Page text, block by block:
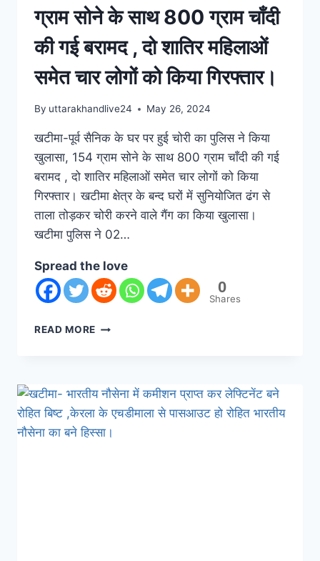
ग्राम सोने के साथ 800 ग्राम चाँदी
की गई बरामद , दो शातिर महिलाओं
समेत चार लोगों को किया गिरफ्तार।
By uttarakhandlive24 May 26, 2024
खटीमा-पूर्व सैनिक के घर पर हुई चोरी का पुलिस ने किया
खुलासा, 154 ग्राम सोने के साथ 800 ग्राम चाँदी की गई
बरामद , दो शातिर महिलाओं समेत चार लोगों को किया
गिरफ्तार। खटीमा क्षेत्र के बन्द घरों में सुनियोजित ढंग से
ताला तोड़कर चोरी करने वाले गैंग का किया खुलासा।
खटीमा पुलिस ने 02…
Spread the love
0
Shares
READ MORE